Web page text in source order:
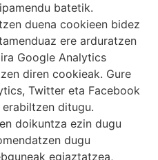
batetik.
duena cookieen bidez
ere arduratzen
Google Analytics
diren cookieak. Gure
Twitter eta Facebook
ditugu.
doikuntza ezin dugu
dugu
egiaztatzea,